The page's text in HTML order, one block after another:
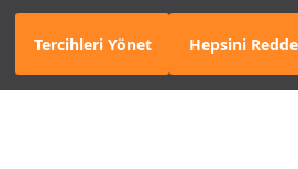
Tercihleri Yönet Hepsini
7.990 TL
%30
Çocuk Basketbol Ayakkabısı
Erkek Eşofman
Kadın Tayt